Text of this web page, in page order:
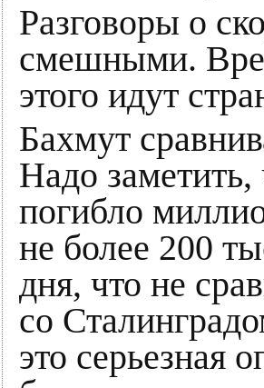
Разговоры о
смешными.
этого идут
Бахмут
Надо
погибло
не более 200
дня, что не
со
это серьезная